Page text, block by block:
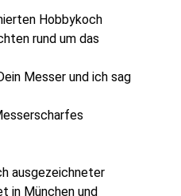
Hobbykoch
rund um das
Messer und ich sag
ausgezeichneter
in München und